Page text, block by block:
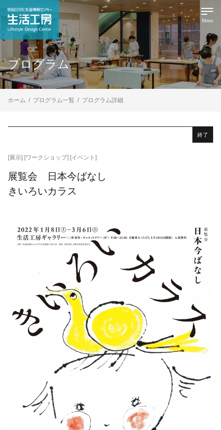
Menu
プログラム
ホーム プログラム一覧 プログラム詳細
終了
[展示] [ワークショップ] [イベント]
展覧会 日本今ばなし
きいろいカラス